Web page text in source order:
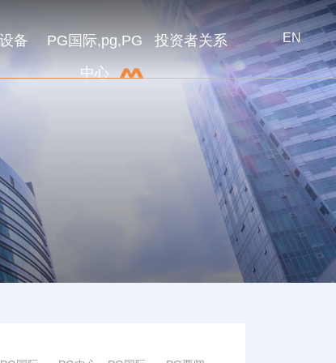
EN
备
PG国际,pg,PG
中心
投资者关系